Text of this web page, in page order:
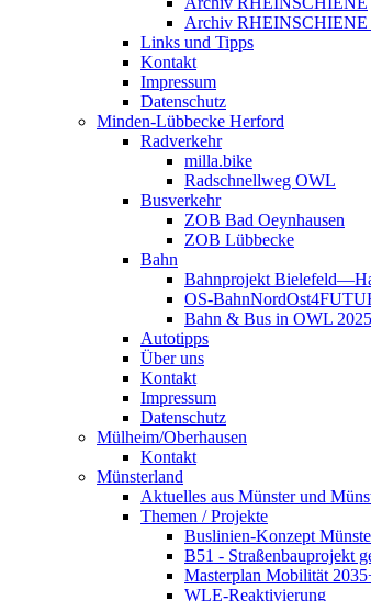
Archiv RHEINSCHIENE
Links und Tipps
Kontakt
Impressum
Datenschutz
Minden-Lübbecke Herford
Radverkehr
milla.bike
Radschnellweg OWL
Busverkehr
ZOB Bad Oeynhausen
ZOB Lübbecke
Bahn
Bahnprojekt
OS-
Bahn & Bus in OWL 2025
Autotipps
Über uns
Kontakt
Impressum
Datenschutz
Mülheim/Oberhausen
Kontakt
Münsterland
Aktuelles aus Münster und
Themen / Projekte
Buslinien-Konzept
B51 - Straßenbauprojekt
Masterplan Mobilität
WLE-Reaktivierung